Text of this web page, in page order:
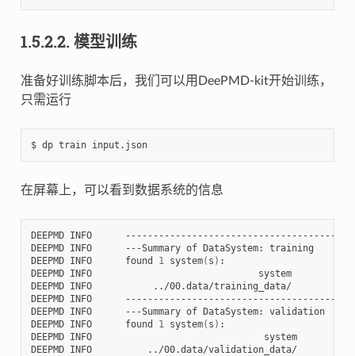
1.5.2.2. 模型训练
准备好训练脚本后，我们可以用DeePMD-kit开始训练，
只需运行
$ dp train input.json
在屏幕上，可以看到数据系统的信息
DEEPMD INFO
DEEPMD INFO      ---Summary of DataSystem:
DEEPMD INFO      found 1 system( s ) :
DEEPMD INFO                              system
DEEPMD INFO           ../00.data/
DEEPMD INFO
DEEPMD INFO      ---Summary of DataSystem:
DEEPMD INFO      found 1 system( s ) :
DEEPMD INFO                               system
DEEPMD INFO          ../00.data/